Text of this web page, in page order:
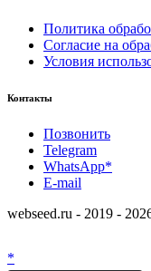
Политика
Согласие на
Условия
Контакты
Позвонить
Telegram
WhatsApp*
E-mail
webseed.ru - 2019 -
*